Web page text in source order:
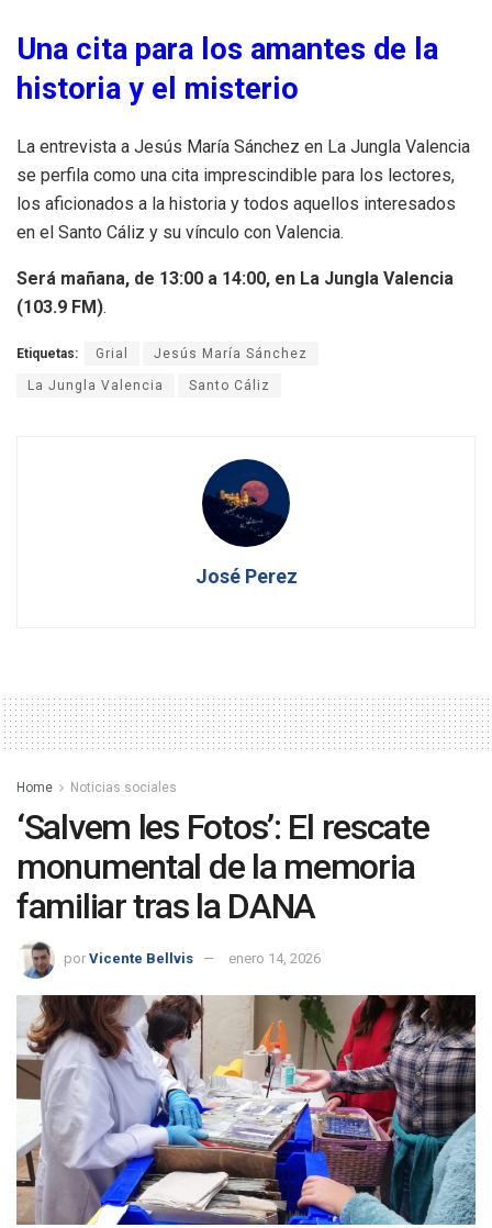
Una cita para los amantes de la
historia y el misterio
La entrevista a Jesús María Sánchez en La Jungla Valencia
se perfila como una cita imprescindible para los lectores,
los aficionados a la historia y todos aquellos interesados
en el Santo Cáliz y su vínculo con Valencia.
Será mañana, de 13:00 a 14:00, en La Jungla Valencia
(103.9 FM).
Etiquetas: Grial Jesús María Sánchez
La Jungla Valencia Santo Cáliz
José Perez
Home Noticias sociales
‘Salvem les Fotos’: El rescate
monumental de la memoria
familiar tras la DANA
por Vicente Bellvis enero 14, 2026